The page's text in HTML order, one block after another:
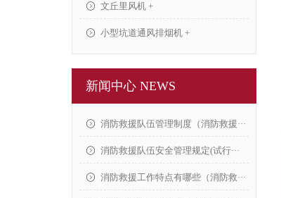
文丘里风机 +
小型坑道通风排烟机 +
新闻中心 NEWS
消防救援队伍管理制度（消防救援···
消防救援队伍安全管理规定(试行···
消防救援工作特点有哪些（消防救···